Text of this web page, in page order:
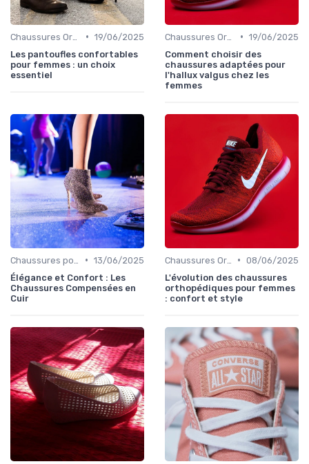
• 19/06/2025
Les pantoufles confortables
pour femmes : un choix
essentiel
• 19/06/2025
Comment choisir des
chaussures adaptées pour
l'hallux valgus chez les
femmes
• 13/06/2025
Élégance et Confort : Les
Chaussures Compensées en
Cuir
• 08/06/2025
L'évolution des chaussures
orthopédiques pour femmes
: confort et style